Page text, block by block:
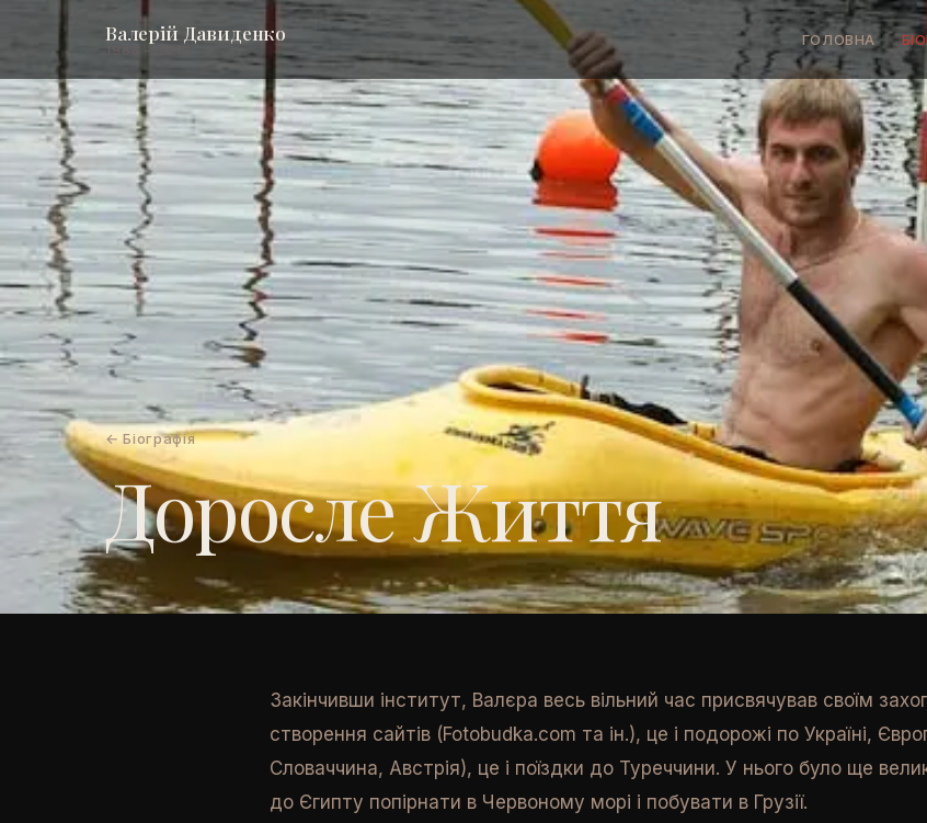
Валерій Давиденко
1986 – 2012
ГОЛОВНА
← Біографія
Доросле Життя
Закінчивши інститут, Валєра весь вільний час присвячував своїм
створення сайтів (Fotobudka.com та ін.), це і подорожі по Україні,
Словаччина, Австрія), це і поїздки до Туреччини. У нього було ще
до Єгипту попірнати в Червоному морі і побувати в Грузії.